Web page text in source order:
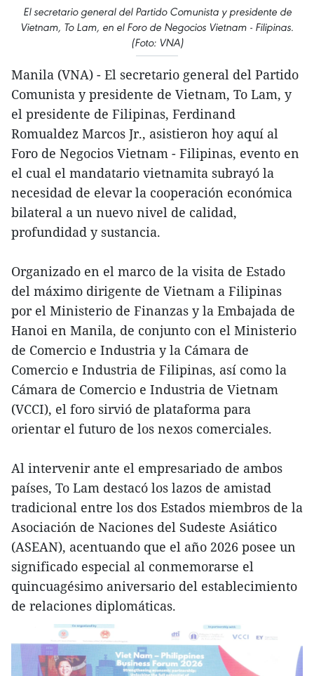
El secretario general del Partido Comunista y presidente de
Vietnam, To Lam, en el Foro de Negocios Vietnam - Filipinas.
(Foto: VNA)
Manila (VNA) - El secretario general del Partido
Comunista y presidente de Vietnam, To Lam, y
el presidente de Filipinas, Ferdinand
Romualdez Marcos Jr., asistieron hoy aquí al
Foro de Negocios Vietnam - Filipinas, evento en
el cual el mandatario vietnamita subrayó la
necesidad de elevar la cooperación económica
bilateral a un nuevo nivel de calidad,
profundidad y sustancia.
Organizado en el marco de la visita de Estado
del máximo dirigente de Vietnam a Filipinas
por el Ministerio de Finanzas y la Embajada de
Hanoi en Manila, de conjunto con el Ministerio
de Comercio e Industria y la Cámara de
Comercio e Industria de Filipinas, así como la
Cámara de Comercio e Industria de Vietnam
(VCCI), el foro sirvió de plataforma para
orientar el futuro de los nexos comerciales.
Al intervenir ante el empresariado de ambos
países, To Lam destacó los lazos de amistad
tradicional entre los dos Estados miembros de la
Asociación de Naciones del Sudeste Asiático
(ASEAN), acentuando que el año 2026 posee un
significado especial al conmemorarse el
quincuagésimo aniversario del establecimiento
de relaciones diplomáticas.